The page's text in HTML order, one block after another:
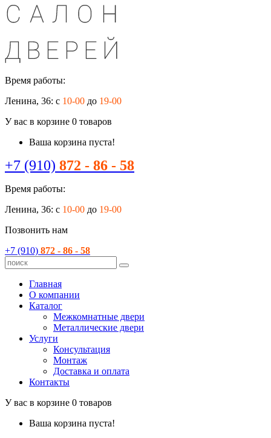
Время работы:
Ленина, 36: с 10-00 до 19-00
У вас в корзине 0 товаров
Ваша корзина пуста!
+7 (910) 872 - 86 - 58
Время работы:
Ленина, 36: с 10-00 до 19-00
Позвонить нам
+7 (910) 872 - 86 - 58
Главная
О компании
Каталог
Межкомнатные двери
Металлические двери
Услуги
Консультация
Монтаж
Доставка и оплата
Контакты
У вас в корзине 0 товаров
Ваша корзина пуста!